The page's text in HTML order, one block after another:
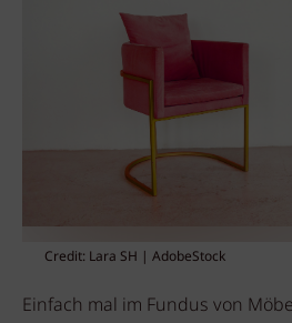
Credit: Lara SH | AdobeStock
Einfach mal im Fundus von